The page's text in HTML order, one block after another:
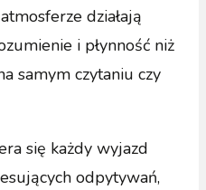
działają
i płynność niż
samym czytaniu czy
się każdy wyjazd
odpytywań,